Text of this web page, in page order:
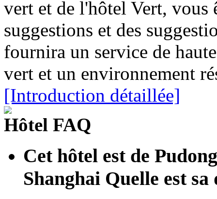
vert et de l'hôtel Vert, vous
suggestions et des
fournira un service de
vert et un environnement
[Introduction détaillée]
Hôtel FAQ
Cet hôtel est de
Shanghai Quelle est sa